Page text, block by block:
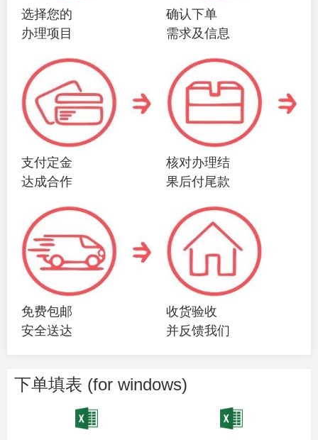
选择您的
办理项目
确认下单
需求及信息
支付定金
达成合作
核对办理结
果后付尾款
免费包邮
安全送达
收货验收
并反馈我们
下单填表 (for windows)